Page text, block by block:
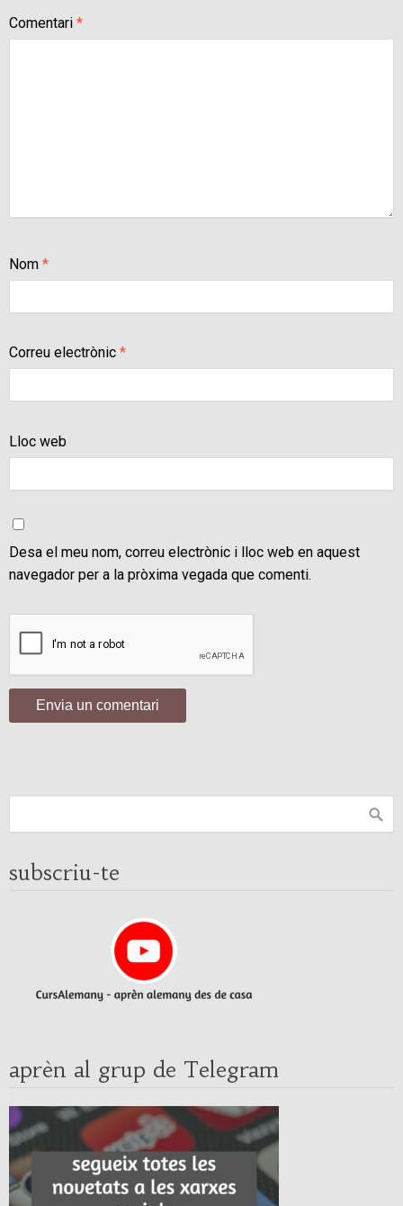
Comentari *
Nom *
Correu electrònic *
Lloc web
Desa el meu nom, correu electrònic i lloc web en aquest
navegador per a la pròxima vegada que comenti.
subscriu-te
aprèn al grup de Telegram